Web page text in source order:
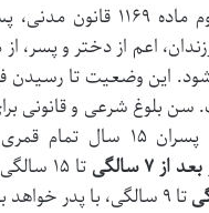
بر اساس بخش دوم ماده
اعم از دختر و پسر،
این وضعیت تا رسیدن
بنابراین،
سالگی
تا ۱۵ سالگی و
تا ۹ سالگی، با پدر خواهد بود.